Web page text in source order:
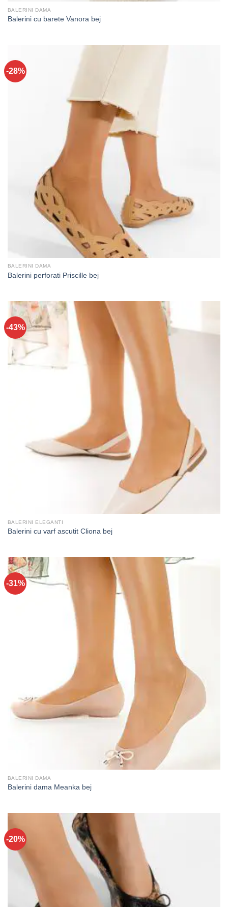
BALERINI DAMA
Balerini cu barete Vanora bej
-28%
BALERINI DAMA
Balerini perforati Priscille bej
-43%
BALERINI ELEGANTI
Balerini cu varf ascutit Cliona bej
-31%
BALERINI DAMA
Balerini dama Meanka bej
-20%